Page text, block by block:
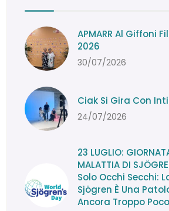
APMARR Al Giffoni
2026
30/07/2026
Ciak Si Gira Con
24/07/2026
23 LUGLIO:
MALATTIA DI
Solo Occhi Secchi:
Sjögren È Una
Ancora Troppo